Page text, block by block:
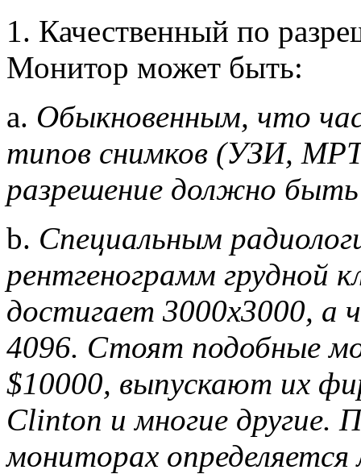
1. Качественный по
Монитор может быть:
a. Обыкновенным, что
типов снимков (УЗИ,
разрешение должно
b. Специальным
рентгенограмм грудной
достигает 3000х3000, а
4096. Стоят подобные
$10000, выпускают их
Clinton и многие другие.
мониторах определяется